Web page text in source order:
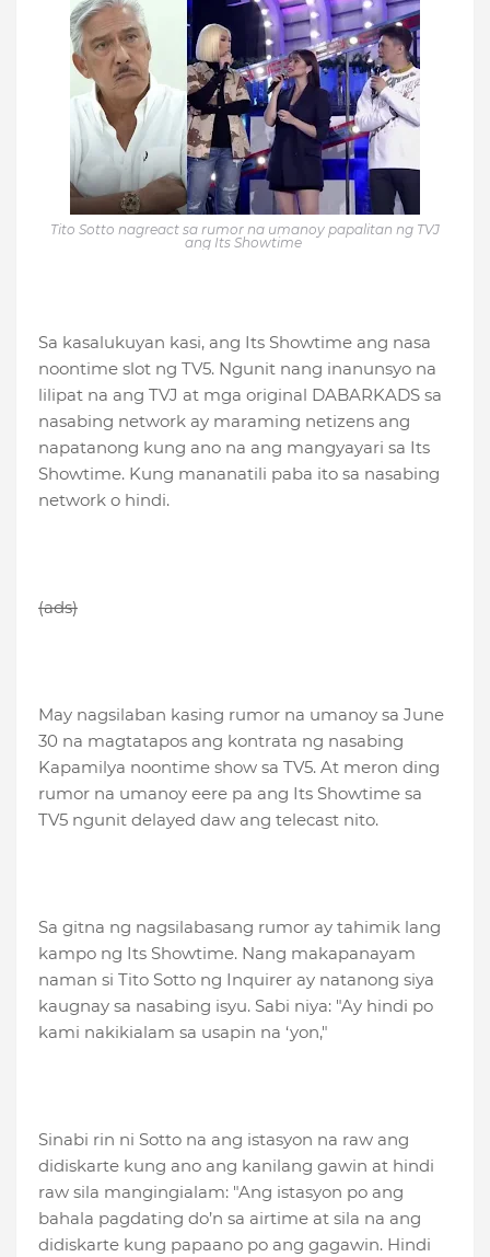
Tito Sotto nagreact sa rumor na umanoy papalitan ng TVJ
ang Its Showtime
Sa kasalukuyan kasi, ang Its Showtime ang nasa
noontime slot ng TV5. Ngunit nang inanunsyo na
lilipat na ang TVJ at mga original DABARKADS sa
nasabing network ay maraming netizens ang
napatanong kung ano na ang mangyayari sa Its
Showtime. Kung mananatili paba ito sa nasabing
network o hindi.
(ads)
May nagsilaban kasing rumor na umanoy sa June
30 na magtatapos ang kontrata ng nasabing
Kapamilya noontime show sa TV5. At meron ding
rumor na umanoy eere pa ang Its Showtime sa
TV5 ngunit delayed daw ang telecast nito.
Sa gitna ng nagsilabasang rumor ay tahimik lang
kampo ng Its Showtime. Nang makapanayam
naman si Tito Sotto ng Inquirer ay natanong siya
kaugnay sa nasabing isyu. Sabi niya: "Ay hindi po
kami nakikialam sa usapin na ‘yon,"
Sinabi rin ni Sotto na ang istasyon na raw ang
didiskarte kung ano ang kanilang gawin at hindi
raw sila mangingialam: "Ang istasyon po ang
bahala pagdating do’n sa airtime at sila na ang
didiskarte kung papaano po ang gagawin. Hindi